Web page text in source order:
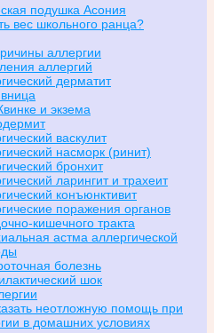
подушка Асония
вес школьного ранца?
аллергии
аллергий
дерматит
и экзема
васкулит
насморк (ринит)
бронхит
ларингит и трахеит
конъюнктивит
поражения органов
кишечного тракта
астма аллергической
болезнь
шок
неотложную помощь при
в домашних условиях